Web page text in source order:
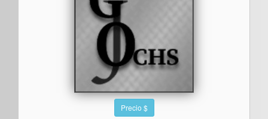
Precio $